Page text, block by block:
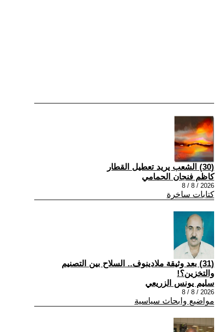
(30) الشعب يريد تعطيل القطار
كاظم فنجان الحمامي
2026 / 8 / 8
كتابات ساخرة
(31) بعد وثيقة ملادينوف.. السلاح بين التصنيم
والتخزين؟!
سليم يونس الزريعي
2026 / 8 / 8
مواضيع وابحاث سياسية